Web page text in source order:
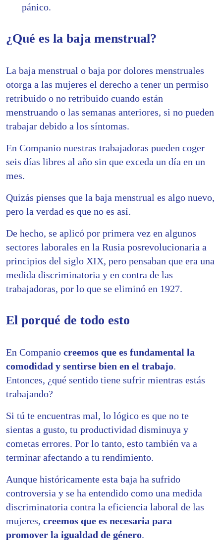
pánico.
¿Qué es la baja menstrual?
La baja menstrual o baja por dolores menstruales
otorga a las mujeres el derecho a tener un permiso
retribuido o no retribuido cuando están
menstruando o las semanas anteriores, si no pueden
trabajar debido a los síntomas.
En Companio nuestras trabajadoras pueden coger
seis días libres al año sin que exceda un día en un
mes.
Quizás pienses que la baja menstrual es algo nuevo,
pero la verdad es que no es así.
De hecho, se aplicó por primera vez en algunos
sectores laborales en la Rusia posrevolucionaria a
principios del siglo XIX, pero pensaban que era una
medida discriminatoria y en contra de las
trabajadoras, por lo que se eliminó en 1927.
El porqué de todo esto
En Companio creemos que es fundamental la
comodidad y sentirse bien en el trabajo.
Entonces, ¿qué sentido tiene sufrir mientras estás
trabajando?
Si tú te encuentras mal, lo lógico es que no te
sientas a gusto, tu productividad disminuya y
cometas errores. Por lo tanto, esto también va a
terminar afectando a tu rendimiento.
Aunque históricamente esta baja ha sufrido
controversia y se ha entendido como una medida
discriminatoria contra la eficiencia laboral de las
mujeres, creemos que es necesaria para
promover la igualdad de género.